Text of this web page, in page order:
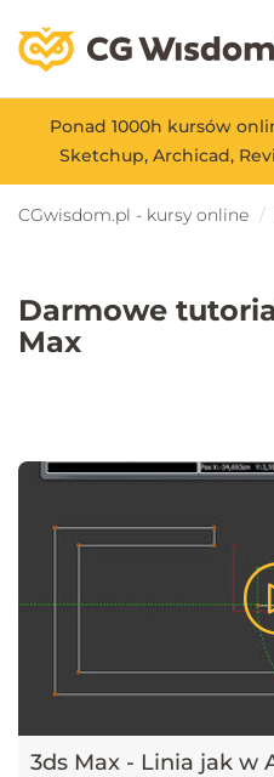
Ponad 1000h kursów
Sketchup, Archicad,
CGwisdom.pl - kursy online
Darmowe
Max
3ds Max - Linia jak w